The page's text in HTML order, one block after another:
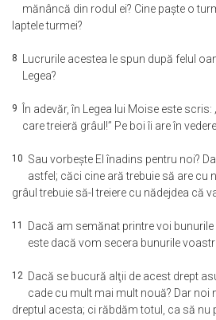
mănâncă din rodul ei? Cine paşte o
laptele turmei?
8
Lucrurile acestea le spun după felul
Legea?
9
În adevăr, în Legea lui Moise este
care treieră grâul!” Pe boi îi are în
10 Sau vorbeşte El înadins pentru noi?
astfel; căci cine ară trebuie să are cu
grâul trebuie să-l treiere cu nădejdea că
11 Dacă am semănat printre voi
este dacă vom secera bunurile
12 Dacă se bucură alţii de acest drept
cade cu mult mai mult nouă? Dar noi
dreptul acesta; ci răbdăm totul, ca să nu